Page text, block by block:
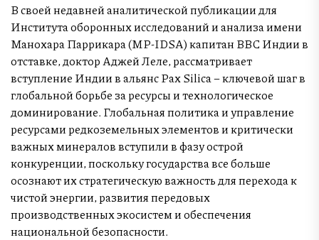
В своей недавней аналитической публикации для
Института оборонных исследований и анализа имени
Манохара Паррикара (MP-IDSA) капитан ВВС Индии в
отставке, доктор Аджей Леле, рассматривает
вступление Индии в альянс Pax Silica – ключевой шаг в
глобальной борьбе за ресурсы и технологическое
доминирование. Глобальная политика и управление
ресурсами редкоземельных элементов и критически
важных минералов вступили в фазу острой
конкуренции, поскольку государства все больше
осознают их стратегическую важность для перехода к
чистой энергии, развития передовых
производственных экосистем и обеспечения
национальной безопасности.